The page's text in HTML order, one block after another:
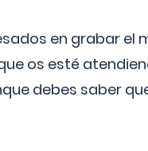
en grabar el
os esté
debes saber